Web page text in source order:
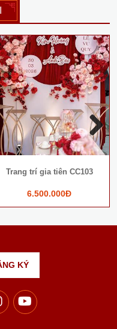
Trang trí gia tiên CC103
6.500.000Đ
Next